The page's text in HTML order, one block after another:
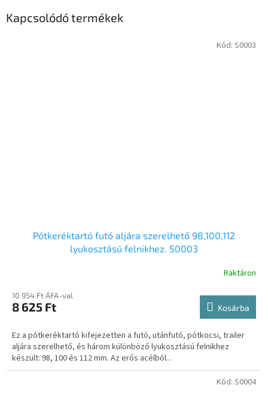
Kapcsolódó termékek
Pótkeréktartó futó aljára szerelhető 98,100,112
lyukosztású felnikhez. S0003
Raktáron
10 954 Ft ÁFA-val
8 625 Ft Kosárba
Ez a pótkeréktartó kifejezetten a futó, utánfutó, pótkocsi, trailer
aljára szerelhető, és három különböző lyukosztású felnikhez
készült: 98, 100 és 112 mm. Az erős acélból...
Kód: S0003
Kód: S0004